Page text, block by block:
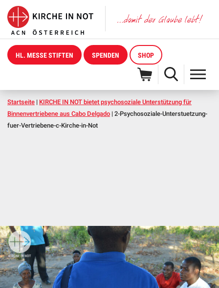
HL. MESSE STIFTEN SPENDEN SHOP
Startseite | KIRCHE IN NOT bietet psychosoziale Unterstützung für
Binnenvertriebene aus Cabo Delgado | 2-Psychosoziale-Unterstuetzung-
fuer-Vertriebene-c-Kirche-in-Not